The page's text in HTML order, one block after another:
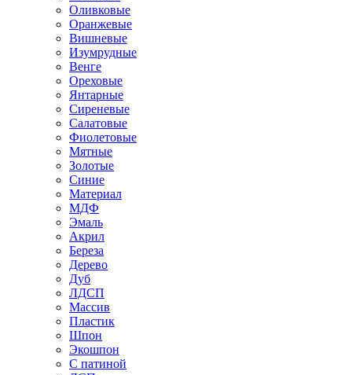
Оливковые
Оранжевые
Вишневые
Изумрудные
Венге
Ореховые
Янтарные
Сиреневые
Салатовые
Фиолетовые
Мятные
Золотые
Синие
Материал
МДФ
Эмаль
Акрил
Береза
Дерево
Дуб
ЛДСП
Массив
Пластик
Шпон
Экошпон
С патиной